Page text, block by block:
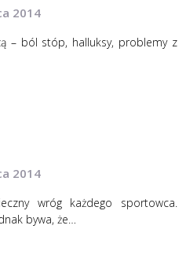
2014
– ból stóp, halluksy, problemy z
2014
wróg każdego sportowca.
bywa, że…